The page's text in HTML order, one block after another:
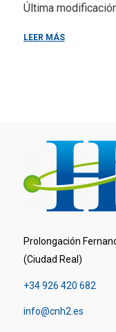
Última
LEER MÁS
Prolongación
(Ciudad Real)
+34 926 420 682
info@cnh2.es